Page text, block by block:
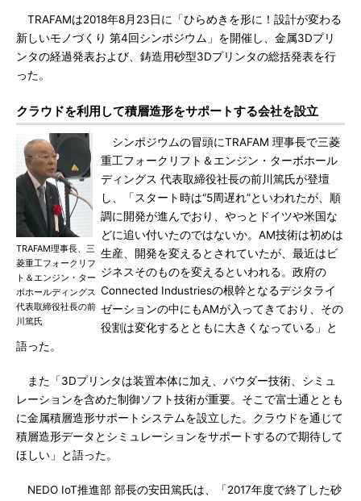
TRAFAMは2018年8月23日に「ひらめきを形に！設計が変わる
新しいモノづくり 第4回シンポジウム」を開催し、金属3Dプリ
ンタの経過発表および、鋳造用砂型3Dプリンタの総括発表を行
った。
クラウドを利用して積層造形をサポートする会社を設立
TRAFAM理事長、三
菱重工フォークリフ
ト＆エンジン・ター
ボホールディングス
代表取締役社長の前
川篤氏
シンポジウムの冒頭にTRAFAM 理事長で三菱
重工フォークリフト＆エンジン・ターボホール
ディングス 代表取締役社長の前川篤氏が登壇
し、「スタート時は“5周遅れ”といわれたが、順
調に開発が進んでおり、やっとドイツや米国な
どに追い付いたのではないか。AM技術は初めは
生産、開発を変えるとされていたが、最近はビ
ジネスそのものを変えるといわれる。政府の
Connected Industriesの根幹となるデジタライ
ゼーションの中にもAMが入ってきており、その
役割は変化するとともに大きくなっている」と
語った。
また「3Dプリンタは装置本体に加え、パウダー技術、シミュ
レーションを含めた制御ソフト技術が重要。そこで富士通ととも
に金属積層造形サポートシステムを設立した。クラウドを通じて
積層造形データとシミュレーションをサポートするので期待して
ほしい」と語った。
NEDO IoT推進部 部長の安田篤氏は、「2017年度で終了した砂